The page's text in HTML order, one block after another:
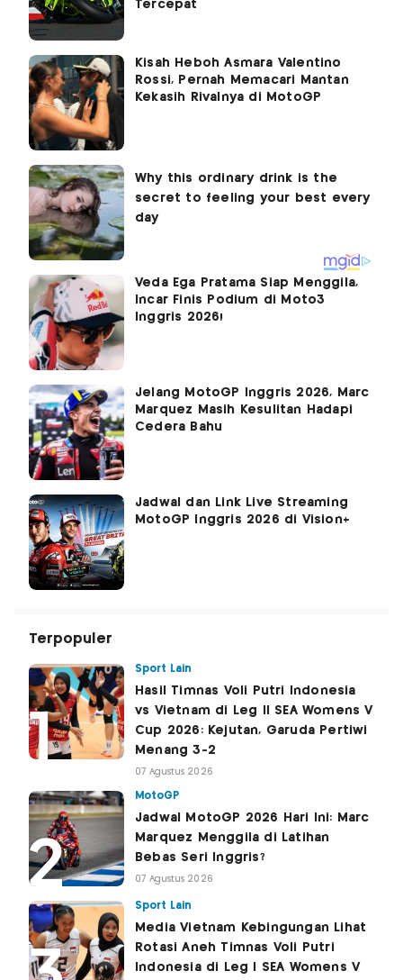
Tercepat
Kisah Heboh Asmara Valentino
Rossi, Pernah Memacari Mantan
Kekasih Rivalnya di MotoGP
Veda Ega Pratama Siap Menggila,
Incar Finis Podium di Moto3
Inggris 2026!
Jelang MotoGP Inggris 2026, Marc
Marquez Masih Kesulitan Hadapi
Cedera Bahu
Jadwal dan Link Live Streaming
MotoGP Inggris 2026 di Vision+
Terpopuler
Sport Lain
Hasil Timnas Voli Putri Indonesia
vs Vietnam di Leg II SEA Womens V
Cup 2026: Kejutan, Garuda Pertiwi
Menang 3-2
07 Agustus 2026
MotoGP
Jadwal MotoGP 2026 Hari Ini: Marc
Marquez Menggila di Latihan
Bebas Seri Inggris?
07 Agustus 2026
Sport Lain
Media Vietnam Kebingungan Lihat
Rotasi Aneh Timnas Voli Putri
Indonesia di Leg I SEA Womens V